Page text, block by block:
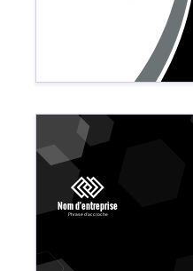
Nom d'entreprise
Phrase d'accroche